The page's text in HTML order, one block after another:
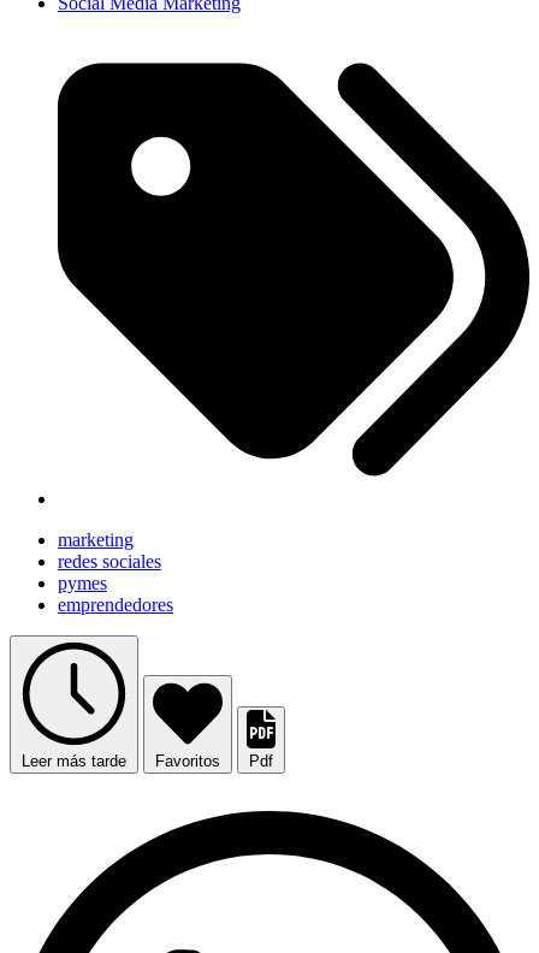
marketing
redes sociales
pymes
emprendedores
Leer más tarde Favoritos Pdf